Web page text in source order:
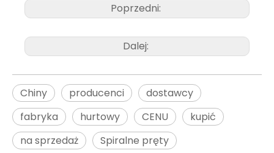
Poprzedni:
Dalej:
Chiny producenci
dostawcy
fabryka
hurtowy CENU
kupić
na sprzedaż
Spiralne pręty